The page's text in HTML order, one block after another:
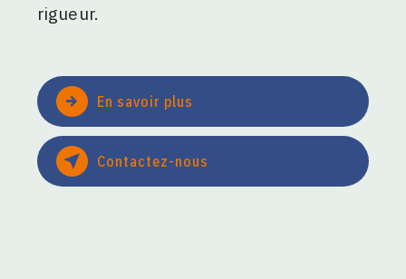
rigueur.
En savoir plus
Contactez-nous